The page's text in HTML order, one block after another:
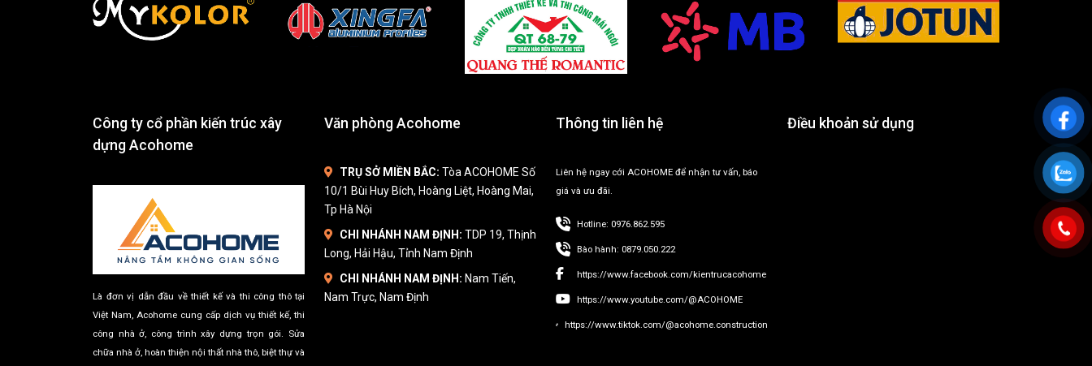
Công ty cổ phần kiến trúc xây
dựng Acohome
Là đơn vị dẫn đầu về thiết kế và thi công thô tại
Việt Nam, Acohome cung cấp dịch vụ thiết kế, thi
công nhà ở, công trình xây dựng trọn gói. Sửa
chữa nhà ở, hoàn thiện nội thất nhà thô, biệt thự và
Văn phòng Acohome
TRỤ SỞ MIỀN BẮC: Tòa ACOHOME Số
10/1 Bùi Huy Bích, Hoàng Liệt, Hoàng Mai,
Tp Hà Nội
CHI NHÁNH NAM ĐỊNH: TDP 19, Thịnh
Long, Hải Hậu, Tỉnh Nam Định
CHI NHÁNH NAM ĐỊNH: Nam Tiến,
Nam Trực, Nam Định
Thông tin liên hệ
Liên hệ ngay cới ACOHOME để nhận tư vấn, báo
giá và ưu đãi.
Hotline: 0976.862.595
Bào hành: 0879.050.222
https://www.facebook.com/kientrucacohome
https://www.youtube.com/@ACOHOME
https://www.tiktok.com/@acohome.construction
Điều khoản sử dụng